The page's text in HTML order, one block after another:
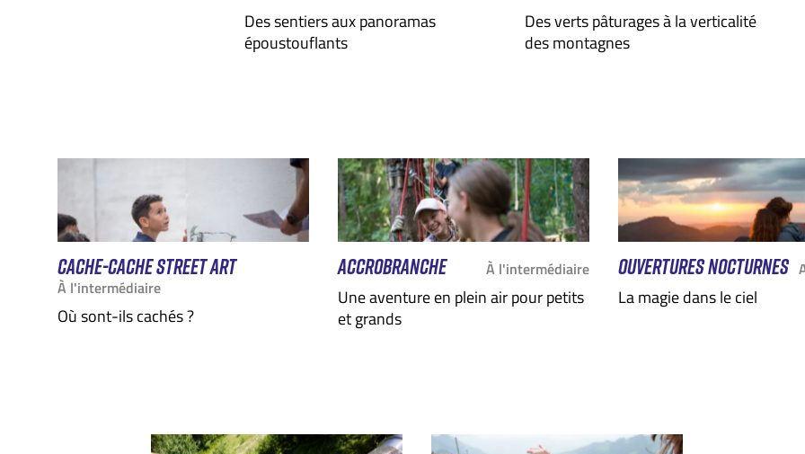
Des sentiers aux panoramas
époustouflants
Des verts pâturages à la verticalité
des montagnes
CACHE-CACHE STREET ART
À l'intermédiaire
Où sont-ils cachés ?
ACCROBRANCHE À l'intermédiaire
Une aventure en plein air pour petits
et grands
OUVERTURES NOCTURNES
La magie dans le ciel